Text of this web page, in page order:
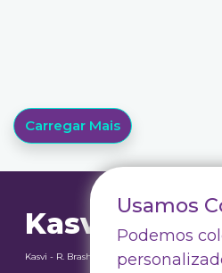
Carregar Mais
Kasvi
Kasvi - R. Brasholanda, 240 - Weissópolis,
Usamos
Podemos